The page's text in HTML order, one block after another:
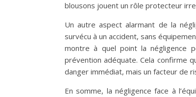
blousons jouent un rôle protecteur
Un autre aspect alarmant de la
survécu à un accident, sans
montre à quel point la négligence
prévention adéquate. Cela confirme
danger immédiat, mais un facteur de
En somme, la négligence face à